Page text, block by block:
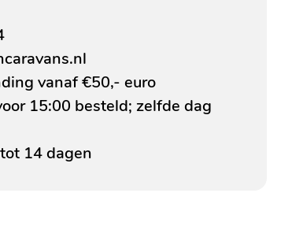
vanaf €50,- euro
15:00 besteld; zelfde dag
14 dagen